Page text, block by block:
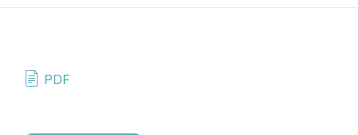
PDF